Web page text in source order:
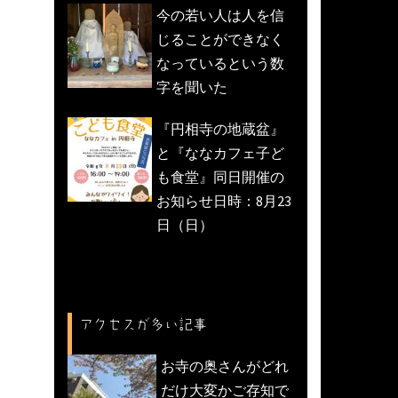
今の若い人は人を信
じることができなく
なっているという数
字を聞いた
『円相寺の地蔵盆』
と『ななカフェ子ど
も食堂』同日開催の
お知らせ日時：8月23
日（日）
アクセスが多い記事
お寺の奥さんがどれ
だけ大変かご存知で